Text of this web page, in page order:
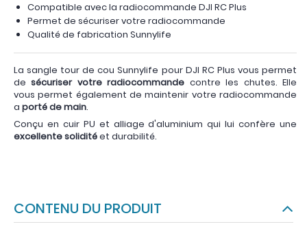
Compatible avec la radiocommande DJI RC Plus
Permet de sécuriser votre radiocommande
Qualité de fabrication Sunnylife
La sangle tour de cou Sunnylife pour DJI RC Plus vous permet
desécuriser votre radiocommande contre les chutes. Elle
vous permet également de maintenir votre radiocommande
a porté de main.
Conçu en cuir PU et alliage d'aluminium qui lui confère une
excellente soliditéet durabilité.
CONTENU DU PRODUIT